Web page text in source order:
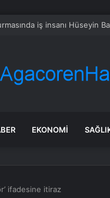
iş insanı Hüseyin
EKONOMI
ifadesine itiraz